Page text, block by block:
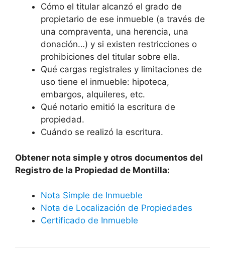
Cómo el titular alcanzó el grado de
propietario de ese inmueble (a través de
una compraventa, una herencia, una
donación…) y si existen restricciones o
prohibiciones del titular sobre ella.
Qué cargas registrales y limitaciones de
uso tiene el inmueble: hipoteca,
embargos, alquileres, etc.
Qué notario emitió la escritura de
propiedad.
Cuándo se realizó la escritura.
Obtener nota simple y otros documentos del
Registro de la Propiedad de Montilla:
Nota Simple de Inmueble
Nota de Localización de Propiedades
Certificado de Inmueble